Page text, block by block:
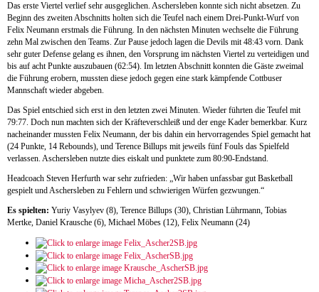
Das erste Viertel verlief sehr ausgeglichen. Aschersleben konnte sich nicht absetzen. Zu
Beginn des zweiten Abschnitts holten sich die Teufel nach einem Drei-Punkt-Wurf von
Felix Neumann erstmals die Führung. In den nächsten Minuten wechselte die Führung
zehn Mal zwischen den Teams. Zur Pause jedoch lagen die Devils mit 48:43 vorn. Dank
sehr guter Defense gelang es ihnen, den Vorsprung im nächsten Viertel zu verteidigen und
bis auf acht Punkte auszubauen (62:54). Im letzten Abschnitt konnten die Gäste zweimal
die Führung erobern, mussten diese jedoch gegen eine stark kämpfende Cottbuser
Mannschaft wieder abgeben.
Das Spiel entschied sich erst in den letzten zwei Minuten. Wieder führten die Teufel mit
79:77. Doch nun machten sich der Kräfteverschleiß und der enge Kader bemerkbar. Kurz
nacheinander mussten Felix Neumann, der bis dahin ein hervorragendes Spiel gemacht hat
(24 Punkte, 14 Rebounds), und Terence Billups mit jeweils fünf Fouls das Spielfeld
verlassen. Aschersleben nutzte dies eiskalt und punktete zum 80:90-Endstand.
Headcoach Steven Herfurth war sehr zufrieden: „Wir haben unfassbar gut Basketball
gespielt und Aschersleben zu Fehlern und schwierigen Würfen gezwungen.“
Es spielten: Yuriy Vasylyev (8), Terence Billups (30), Christian Lührmann, Tobias
Mertke, Daniel Krausche (6), Michael Möbes (12), Felix Neumann (24)